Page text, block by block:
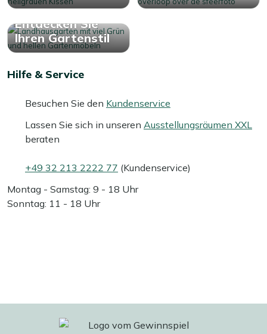
Entdecken Sie
Ihren Gartenstil
Hilfe & Service
Besuchen Sie den Kundenservice
Lassen Sie sich in unseren Ausstellungsräumen XXL
beraten
+49 32 213 2222 77 (Kundenservice)
Montag - Samstag: 9 - 18 Uhr
Sonntag: 11 - 18 Uhr